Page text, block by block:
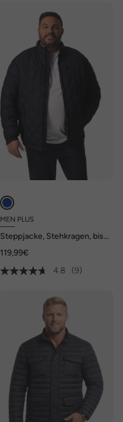
MEN PLUS
Steppjacke, Stehkragen, bis
119,99€
4.8
(9)